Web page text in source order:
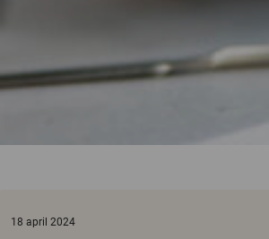
18 april 2024